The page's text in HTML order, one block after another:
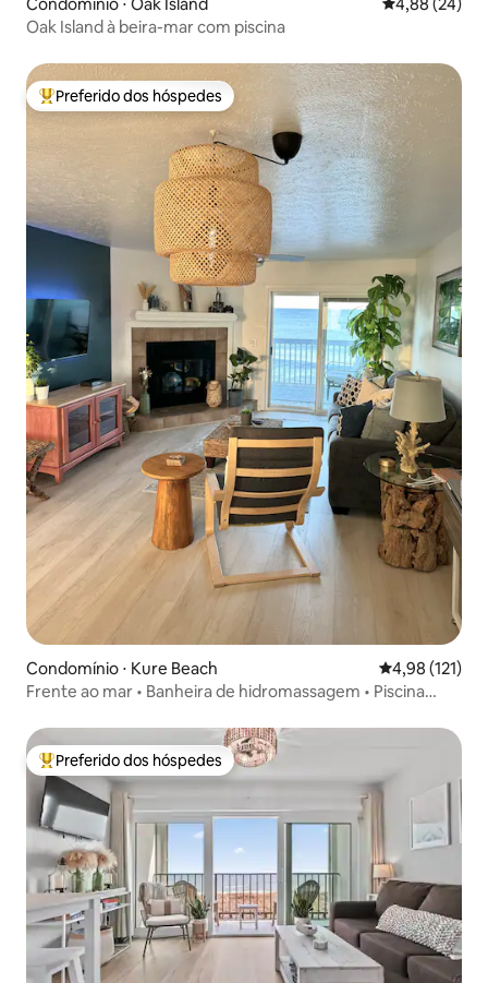
Oak Island à beira-mar com piscina
Entre os melhores preferidos dos hóspedes
Preferido dos hóspedes
Condomínio ⋅ Kure Beach 4,98 de uma
4,98 (121)
Frente ao mar • Banheira de hidromassagem • Piscina
Entre os melhores preferidos dos hóspedes
Preferido dos hóspedes